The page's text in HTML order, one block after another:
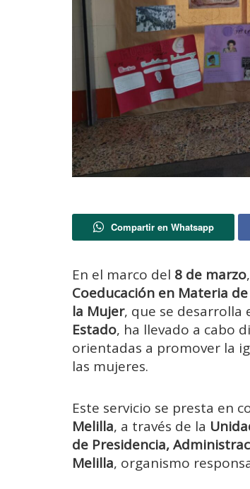
Compartir en Whatsapp
En el marco del 8 de marzo
Coeducación en Materia
la Mujer, que se desarrolla
Estado, ha llevado a cabo
orientadas a promover la
las mujeres.
Este servicio se presta en
Melilla, a través de la
de Presidencia,
Melilla, organismo